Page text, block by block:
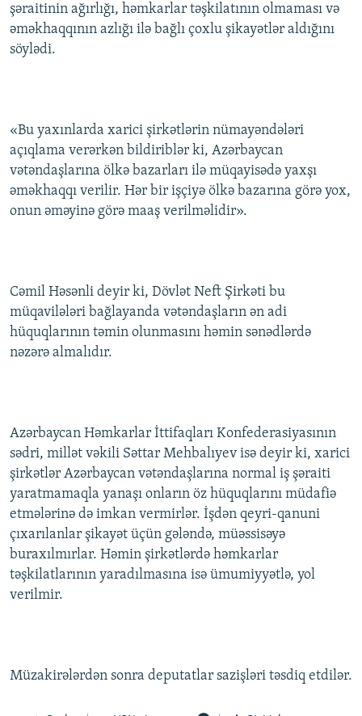
şəraitinin ağırlığı, həmkarlar təşkilatının olmaması və
əməkhaqqının azlığı ilə bağlı çoxlu şikayətlər aldığını
söylədi.
«Bu yaxınlarda xarici şirkətlərin nümayəndələri
açıqlama verərkən bildiriblər ki, Azərbaycan
vətəndaşlarına ölkə bazarları ilə müqayisədə yaxşı
əməkhaqqı verilir. Hər bir işçiyə ölkə bazarına görə yox,
onun əməyinə görə maaş verilməlidir».
Cəmil Həsənli deyir ki, Dövlət Neft Şirkəti bu
müqavilələri bağlayanda vətəndaşların ən adi
hüquqlarının təmin olunmasını həmin sənədlərdə
nəzərə almalıdır.
Azərbaycan Həmkarlar İttifaqları Konfederasiyasının
sədri, millət vəkili Səttar Mehbalıyev isə deyir ki, xarici
şirkətlər Azərbaycan vətəndaşlarına normal iş şəraiti
yaratmamaqla yanaşı onların öz hüquqlarını müdafiə
etmələrinə də imkan vermirlər. İşdən qeyri-qanuni
çıxarılanlar şikayət üçün gələndə, müəssisəyə
buraxılmırlar. Həmin şirkətlərdə həmkarlar
təşkilatlarının yaradılmasına isə ümumiyyətlə, yol
verilmir.
Müzakirələrdən sonra deputatlar sazişləri təsdiq etdilər.